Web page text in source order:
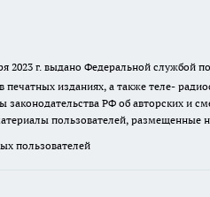
2023 г. выдано Федеральной
изданиях, а также теле-
РФ об авторских и
пользователей, размещенные
пользователей